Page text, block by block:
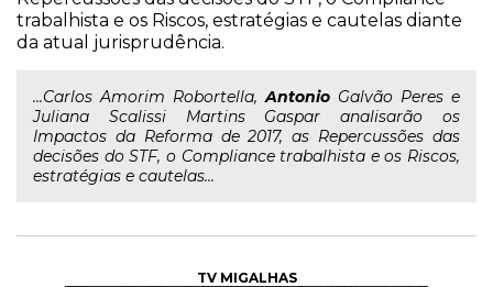
trabalhista e os Riscos, estratégias e cautelas diante
da atual jurisprudência.
...Carlos Amorim Robortella,Antonio Galvão Peres e
Juliana Scalissi Martins Gaspar analisarão os
Impactos da Reforma de 2017, as Repercussões das
decisões do STF, o Compliance trabalhista e os Riscos,
estratégias e cautelas...
TV MIGALHAS